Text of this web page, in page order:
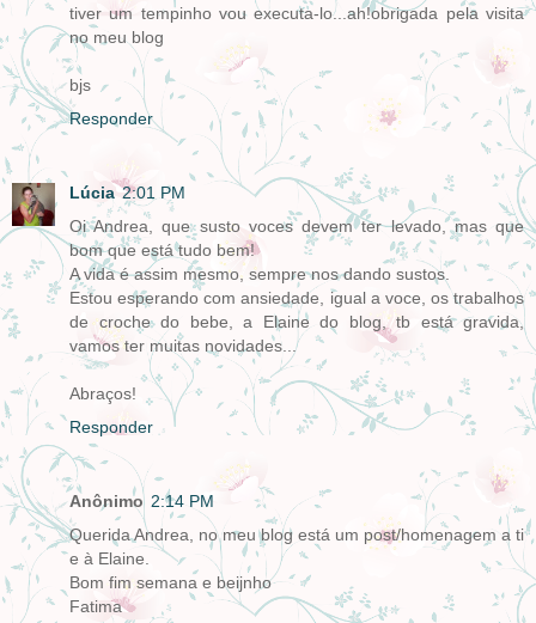
tiver um tempinho vou executa-lo...ah!obrigada pela visita
no meu blog
bjs
Responder
Lúcia 2:01 PM
Oi Andrea, que susto voces devem ter levado, mas que
bom que está tudo bem!
A vida é assim mesmo, sempre nos dando sustos.
Estou esperando com ansiedade, igual a voce, os trabalhos
de croche do bebe, a Elaine do blog, tb está gravida,
vamos ter muitas novidades...
Abraços!
Responder
Anônimo 2:14 PM
Querida Andrea, no meu blog está um post/homenagem a ti
e à Elaine.
Bom fim semana e beijnho
Fatima